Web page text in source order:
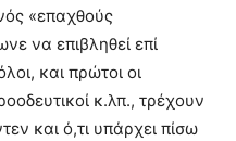
«επαχθούς
να επιβληθεί επί
και πρώτοι οι
κ.λπ., τρέχουν
και ό,τι υπάρχει πίσω